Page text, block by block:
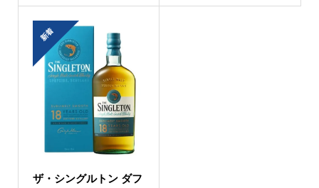
新着
ザ・シングルトン ダフ